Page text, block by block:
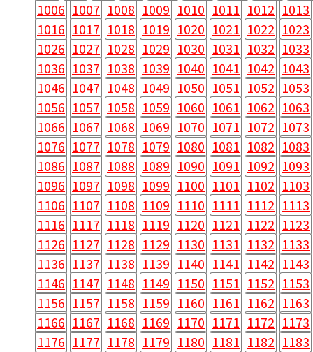
1006 1007 1008 1009 1010 1011 1012 1013
1016 1017 1018 1019 1020 1021 1022 1023
1026 1027 1028 1029 1030 1031 1032 1033
1036 1037 1038 1039 1040 1041 1042 1043
1046 1047 1048 1049 1050 1051 1052 1053
1056 1057 1058 1059 1060 1061 1062 1063
1066 1067 1068 1069 1070 1071 1072 1073
1076 1077 1078 1079 1080 1081 1082 1083
1086 1087 1088 1089 1090 1091 1092 1093
1096 1097 1098 1099 1100 1101 1102 1103
1106 1107 1108 1109 1110 1111 1112 1113
1116 1117 1118 1119 1120 1121 1122 1123
1126 1127 1128 1129 1130 1131 1132 1133
1136 1137 1138 1139 1140 1141 1142 1143
1146 1147 1148 1149 1150 1151 1152 1153
1156 1157 1158 1159 1160 1161 1162 1163
1166 1167 1168 1169 1170 1171 1172 1173
1176 1177 1178 1179 1180 1181 1182 1183